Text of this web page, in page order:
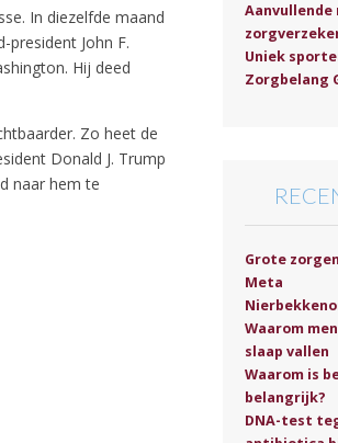
In diezelfde maand
president John F.
Hij deed
Zo heet de
Donald J. Trump
naar hem te
Uniek
Zorgbelang
Grote
Meta
Waarom
slaap vallen
Waarom is
belangrijk?
DNA-test